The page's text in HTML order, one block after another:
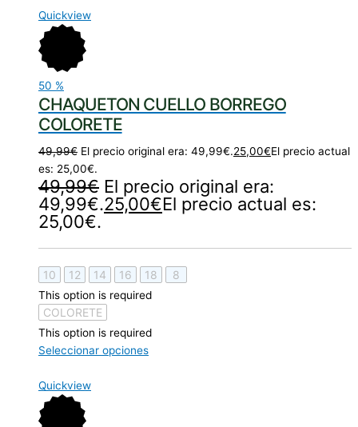
Quickview
50 %
CHAQUETON CUELLO BORREGO
COLORETE
49,99€ El precio original era: 49,99€.25,00€El precio actual
es: 25,00€.
49,99€ El precio original era:
49,99€.25,00€El precio actual es:
25,00€.
10 12 14 16 18 8
This option is required
COLORETE
This option is required
Seleccionar opciones
Quickview